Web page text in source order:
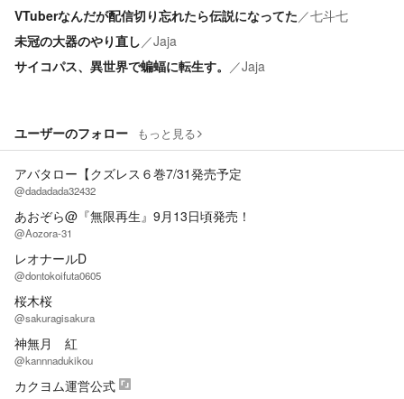
VTuberなんだが配信切り忘れたら伝説になってた／七斗七
未冠の大器のやり直し／Jaja
サイコパス、異世界で蝙蝠に転生す。 ／Jaja
ユーザーのフォロー もっと見る
アバタロー【クズレス６巻7/31発売予定
@dadadada32432
あおぞら@『無限再生』9月13日頃発売！
@Aozora-31
レオナールD
@dontokoifuta0605
桜木桜
@sakuragisakura
神無月 紅
@kannnadukikou
カクヨム運営公式